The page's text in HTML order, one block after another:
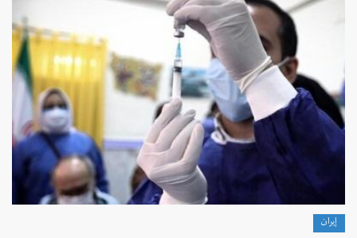
إيران